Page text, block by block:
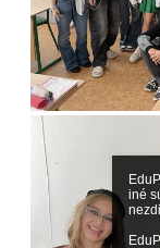
iné